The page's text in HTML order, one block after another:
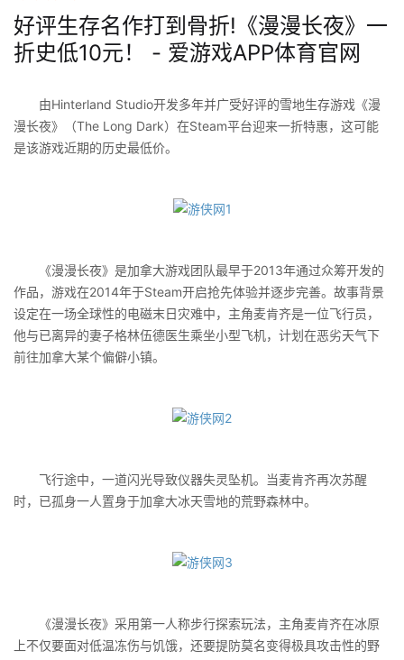
好评生存名作打到骨折!《漫漫长夜》一
折史低10元！ - 爱游戏APP体育官网
由Hinterland Studio开发多年并广受好评的雪地生存游戏《漫
漫长夜》（The Long Dark）在Steam平台迎来一折特惠，这可能
是该游戏近期的历史最低价。
《漫漫长夜》是加拿大游戏团队最早于2013年通过众筹开发的
作品，游戏在2014年于Steam开启抢先体验并逐步完善。故事背景
设定在一场全球性的电磁末日灾难中，主角麦肯齐是一位飞行员，
他与已离异的妻子格林伍德医生乘坐小型飞机，计划在恶劣天气下
前往加拿大某个偏僻小镇。
飞行途中，一道闪光导致仪器失灵坠机。当麦肯齐再次苏醒
时，已孤身一人置身于加拿大冰天雪地的荒野森林中。
《漫漫长夜》采用第一人称步行探索玩法，主角麦肯齐在冰原
上不仅要面对低温冻伤与饥饿，还要提防莫名变得极具攻击性的野